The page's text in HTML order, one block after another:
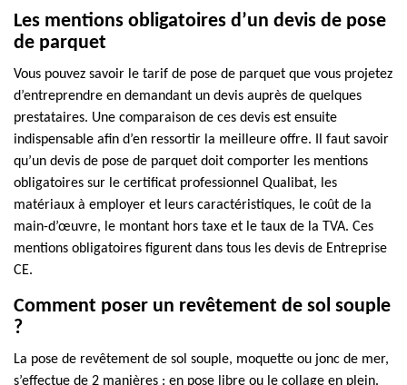
Les mentions obligatoires d’un devis de pose
de parquet
Vous pouvez savoir le tarif de pose de parquet que vous projetez
d’entreprendre en demandant un devis auprès de quelques
prestataires. Une comparaison de ces devis est ensuite
indispensable afin d’en ressortir la meilleure offre. Il faut savoir
qu’un devis de pose de parquet doit comporter les mentions
obligatoires sur le certificat professionnel Qualibat, les
matériaux à employer et leurs caractéristiques, le coût de la
main-d’œuvre, le montant hors taxe et le taux de la TVA. Ces
mentions obligatoires figurent dans tous les devis de Entreprise
CE.
Comment poser un revêtement de sol souple
?
La pose de revêtement de sol souple, moquette ou jonc de mer,
s’effectue de 2 manières : en pose libre ou le collage en plein.